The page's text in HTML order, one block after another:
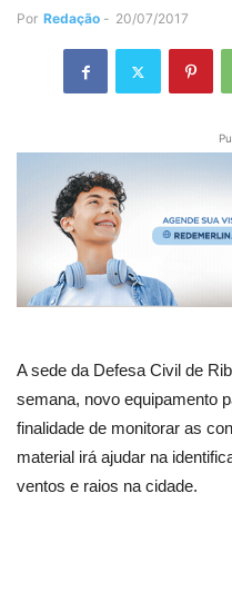
Por Redação - 20/07/2017
A sede da Defesa Civil de
semana, novo equipamento
finalidade de monitorar as
material irá ajudar na
ventos e raios na cidade.